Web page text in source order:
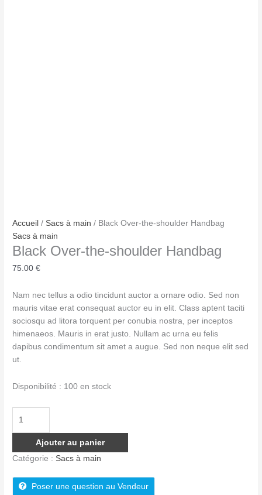
Accueil / Sacs à main / Black Over-the-shoulder Handbag
Sacs à main
Black Over-the-shoulder Handbag
75.00€
Nam nec tellus a odio tincidunt auctor a ornare odio. Sed non
mauris vitae erat consequat auctor eu in elit. Class aptent taciti
sociosqu ad litora torquent per conubia nostra, per inceptos
himenaeos. Mauris in erat justo. Nullam ac urna eu felis
dapibus condimentum sit amet a augue. Sed non neque elit sed
ut.
Disponibilité : 100 en stock
de
Over-
the-
shoulder
Handbag
Ajouter au panier
Catégorie : Sacs à main
Poser une question au Vendeur